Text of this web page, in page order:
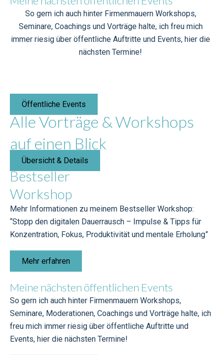
So gern ich auch hinter Firmenmauern Workshops,
Seminare, Coachings und Vorträge halte, ich freu mich
immer riesig über öffentliche Auftritte und Events, hier die
nächsten Termine!
Öffentliche Events
Alle Vorträge & Workshops
auf einen Blick
Übersicht & Details
Bestseller
Workshop
Mehr Informationen zu meinem Bestseller Workshop:
“Stopp den digitalen Dauerrausch – Impulse & Tipps für
Konzentration, Fokus, Produktivität und mentale Erholung”
Mehr erfahren
Meine nächsten öffentlichen Events
So gern ich auch hinter Firmenmauern Workshops,
Seminare, Moderationen, Coachings und Vorträge halte, ich
freu mich immer riesig über öffentliche Auftritte und
Events, hier die nächsten Termine!